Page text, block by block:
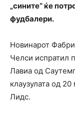
„сините“ ќе
фудбалери.
Новинарот
Челси испратил
Лавиа од
клаузулата од
Лидс.